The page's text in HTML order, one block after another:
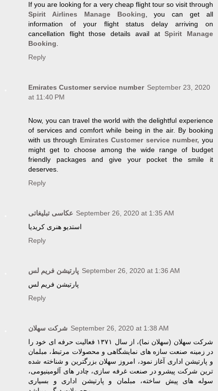
If you are looking for a very cheap flight tour so visit through
Spirit Airlines Manage Booking, you can get all
information of your flight status delay arriving on
cancellation flight those details avail atSpirit Manage
Booking.
Reply
Emirates Customer service number September 23, 2020
at 11:40 PM
Now, you can travel the world with the delightful experience
of services and comfort while being in the air. By booking
with us through Emirates Customer service number, you
might get to choose among the wide range of budget
friendly packages and give your pocket the smile it
deserves.
Reply
عکاسی تبلیغاتی September 26, 2020 at 1:35 AM
استدیو هنری کریدیا
Reply
پارتیشن فریم لس September 26, 2020 at 1:36 AM
پارتیشن فریم لس
Reply
شرکت سهلان September 26, 2020 at 1:38 AM
شرکت سهلان (سهلان نما)، از سال ۱۳۷۱ فعالیت حرفه ای خود را
در زمینه صنعت سازه های نمایشگاهی و محصولات مرتبط، مبلمان
و پارتیشن اداری آغاز نمود، امروز سهلان بزرگترین و شناخته شده
ترین شرکت پیشرو در صنعت غرفه سازی، چادر های آلومینیومی،
سوله های پیش ساخته، مبلمان و پارتیشن اداری و بسیاری